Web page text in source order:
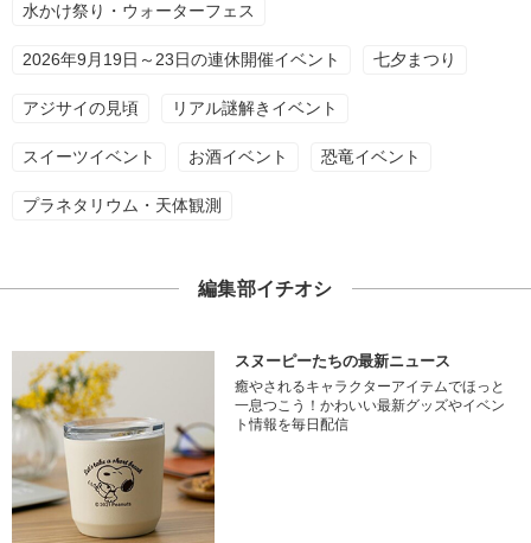
水かけ祭り・ウォーターフェス
2026年9月19日～23日の連休開催イベント 七夕まつり
アジサイの見頃 リアル謎解きイベント
スイーツイベント お酒イベント 恐竜イベント
プラネタリウム・天体観測
編集部イチオシ
スヌーピーたちの最新ニュース
癒やされるキャラクターアイテムでほっと
一息つこう！かわいい最新グッズやイベン
ト情報を毎日配信